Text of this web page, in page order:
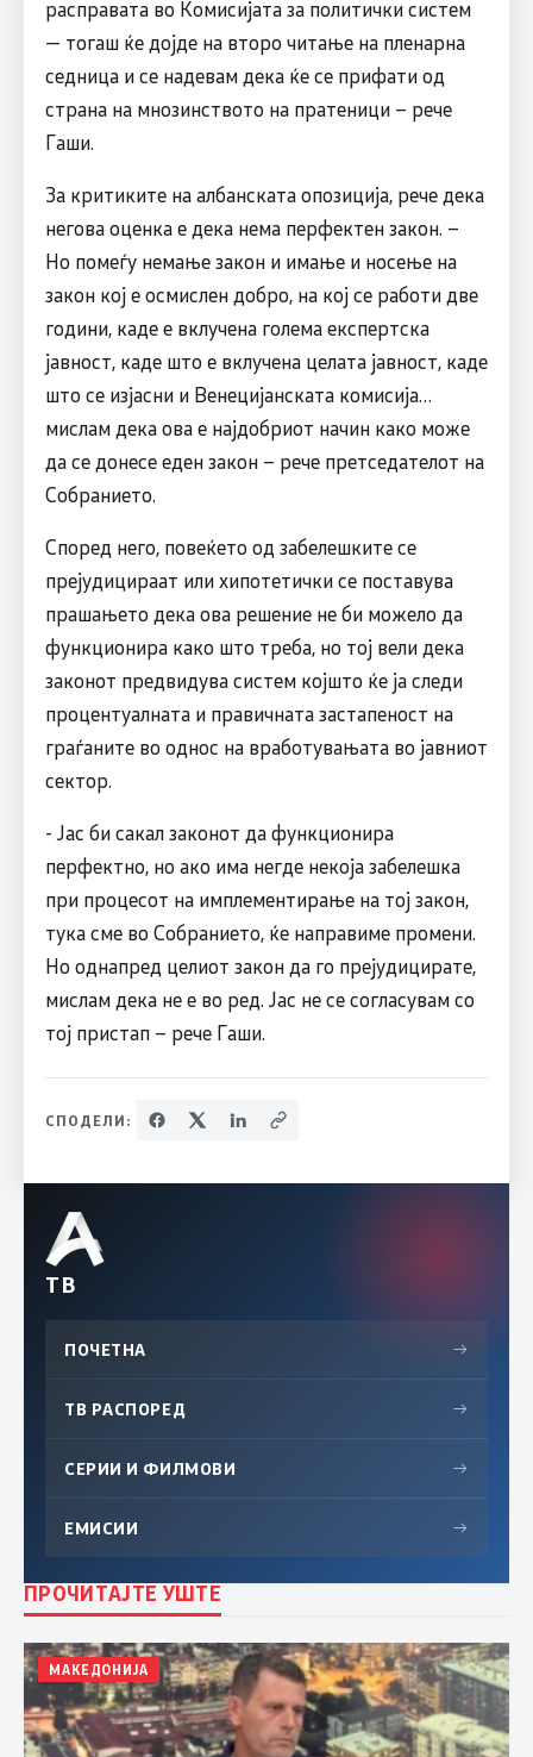
расправата во Комисијата за политички систем
— тогаш ќе дојде на второ читање на пленарна
седница и се надевам дека ќе се прифати од
страна на мнозинството на пратеници – рече
Гаши.
За критиките на албанската опозиција, рече дека
негова оценка е дека нема перфектен закон. –
Но помеѓу немање закон и имање и носење на
закон кој е осмислен добро, на кој се работи две
години, каде е вклучена голема експертска
јавност, каде што е вклучена целата јавност, каде
што се изјасни и Венецијанската комисија…
мислам дека ова е најдобриот начин како може
да се донесе еден закон – рече претседателот на
Собранието.
​Според него, повеќето од забелешките се
прејудицираат или хипотетички се поставува
прашањето дека ова решение не би можело да
функционира како што треба, но тој вели дека
законот предвидува систем којшто ќе ја следи
процентуалната и правичната застапеност на
граѓаните во однос на вработувањата во јавниот
сектор.
​- Јас би сакал законот да функционира
перфектно, но ако има негде некоја забелешка
при процесот на имплементирање на тој закон,
тука сме во Собранието, ќе направиме промени.
Но однапред целиот закон да го прејудицирате,
мислам дека не е во ред. Јас не се согласувам со
тој пристап – рече Гаши.
СПОДЕЛИ:
ТВ
ПОЧЕТНА →
ТВ РАСПОРЕД →
СЕРИИ И ФИЛМОВИ →
ЕМИСИИ →
ПРОЧИТАЈТЕ УШТЕ
МАКЕДОНИЈА